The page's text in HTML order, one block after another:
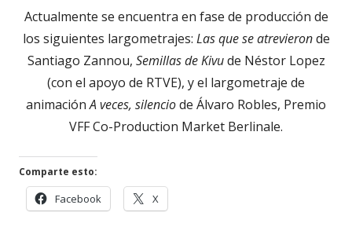
Actualmente se encuentra en fase de producción de
los siguientes largometrajes: Las que se atrevieronde
Santiago Zannou, Semillas de Kivude Néstor Lopez
(con el apoyo de RTVE), y el largometraje de
animaciónA veces, silenciode Álvaro Robles, Premio
VFF Co-Production Market Berlinale.
Comparte esto:
Facebook
en
X
en